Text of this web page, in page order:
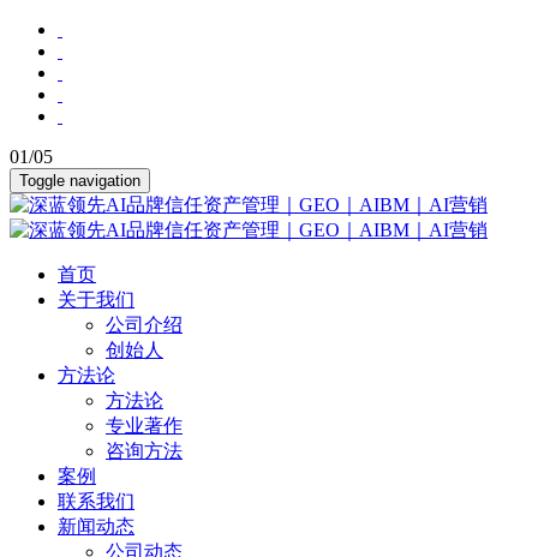
01/05
Toggle navigation
首页
关于我们
公司介绍
创始人
方法论
方法论
专业著作
咨询方法
案例
联系我们
新闻动态
公司动态